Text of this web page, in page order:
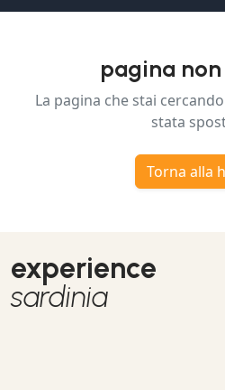
pagina
La pagina che stai
stata
Torna alla
experience
sardinia